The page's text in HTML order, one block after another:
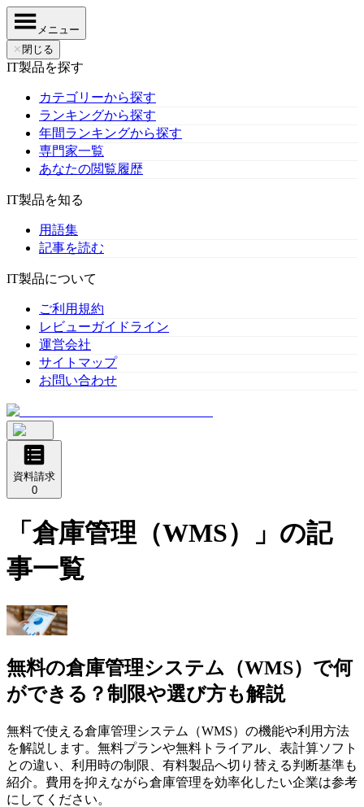
メニュー
✕ 閉じる
IT製品を探す
カテゴリーから探す
ランキングから探す
年間ランキングから探す
専門家一覧
あなたの閲覧履歴
IT製品を知る
用語集
記事を読む
IT製品について
ご利用規約
レビューガイドライン
運営会社
サイトマップ
お問い合わせ
資料請求
0
「 倉庫管理（WMS）
」の記
事一覧
無料の倉庫管理システム（WMS）で何
ができる？制限や選び方も解説
無料で使える倉庫管理システム（WMS）の機能や利用方法
を解説します。無料プランや無料トライアル、表計算ソフト
との違い、利用時の制限、有料製品へ切り替える判断基準も
紹介。費用を抑えながら倉庫管理を効率化したい企業は参考
にしてください。